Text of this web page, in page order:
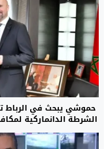
حموشي يبحث في الرباط
الشرطة الدانماركية